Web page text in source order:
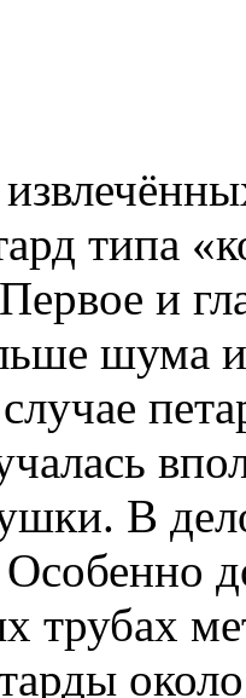
типа
и
шума
В
Особенно
трубах